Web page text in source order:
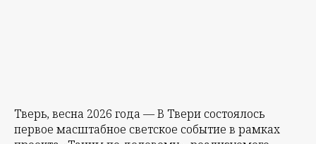
Тверь, весна 2026 года — В Твери состоялось
первое масштабное светское событие в рамках